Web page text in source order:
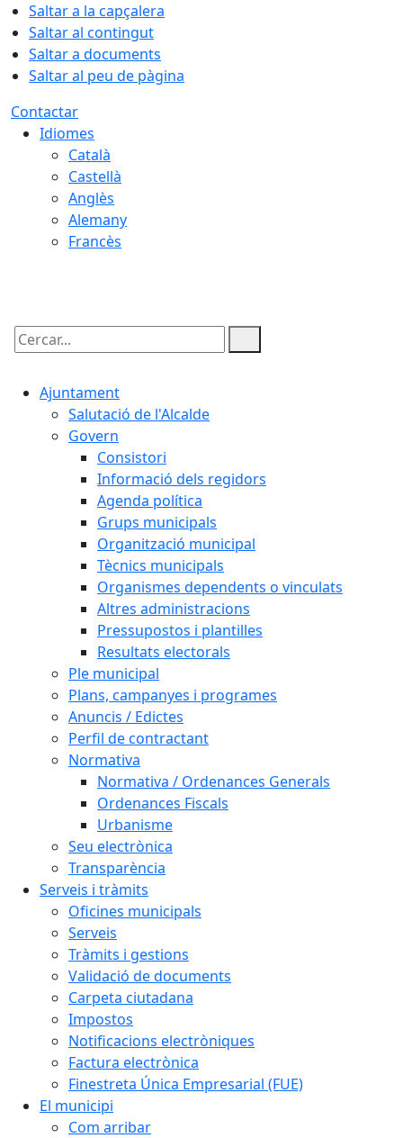
Saltar a la capçalera
Saltar al contingut
Saltar a documents
Saltar al peu de pàgina
Contactar
Idiomes
Català
Castellà
Anglès
Alemany
Francès
Cercar:
Ajuntament
Salutació de l'Alcalde
Govern
Consistori
Informació dels regidors
Agenda política
Grups municipals
Organització municipal
Tècnics municipals
Organismes dependents o vinculats
Altres administracions
Pressupostos i plantilles
Resultats electorals
Ple municipal
Plans, campanyes i programes
Anuncis / Edictes
Perfil de contractant
Normativa
Normativa / Ordenances Generals
Ordenances Fiscals
Urbanisme
Seu electrònica
Transparència
Serveis i tràmits
Oficines municipals
Serveis
Tràmits i gestions
Validació de documents
Carpeta ciutadana
Impostos
Notificacions electròniques
Factura electrònica
Finestreta Única Empresarial (FUE)
El municipi
Com arribar